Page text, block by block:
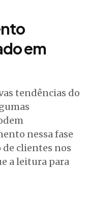
em
tendências do
nessa fase
clientes nos
a leitura para